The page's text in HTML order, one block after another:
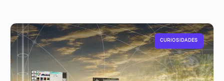
CURIOSIDADES